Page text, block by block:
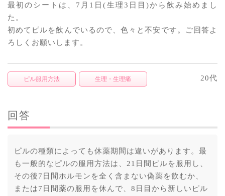
最初のシートは、7月1日(生理3日目)から飲み始めまし
た。
初めてピルを飲んでいるので、色々と不安です。ご回答よ
ろしくお願いします。
ピル服用方法 生理・生理痛 20代
回答
ピルの種類によっても休薬期間は違いがあります。最
も一般的なピルの服用方法は、21日間ピルを服用し、
その後7日間ホルモンを全く含まない偽薬を飲むか、
または7日間薬の服用を休んで、8日目から新しいピル